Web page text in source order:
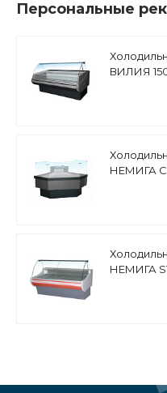
Персональные
ВИЛИЯ
НЕМИГА
НЕМИГА